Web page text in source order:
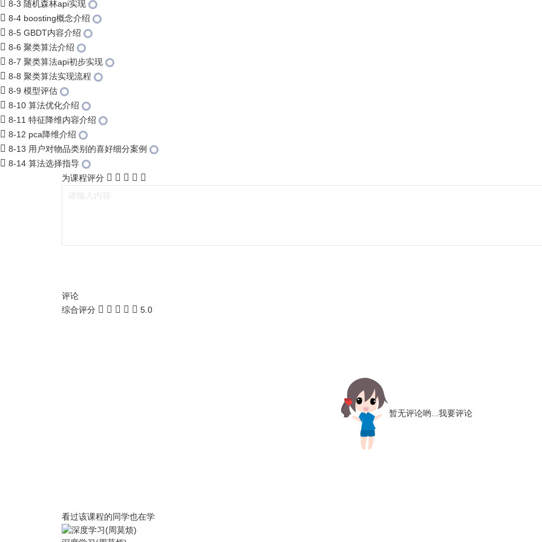
8-3 随机森林api实现
8-4 boosting概念介绍
8-5 GBDT内容介绍
8-6 聚类算法介绍
8-7 聚类算法api初步实现
8-8 聚类算法实现流程
8-9 模型评估
8-10 算法优化介绍
8-11 特征降维内容介绍
8-12 pca降维介绍
8-13 用户对物品类别的喜好细分案例
8-14 算法选择指导
为课程评分
评论
综合评分
5.0
暂无评论哟... 我要评论
看过该课程的同学也在学